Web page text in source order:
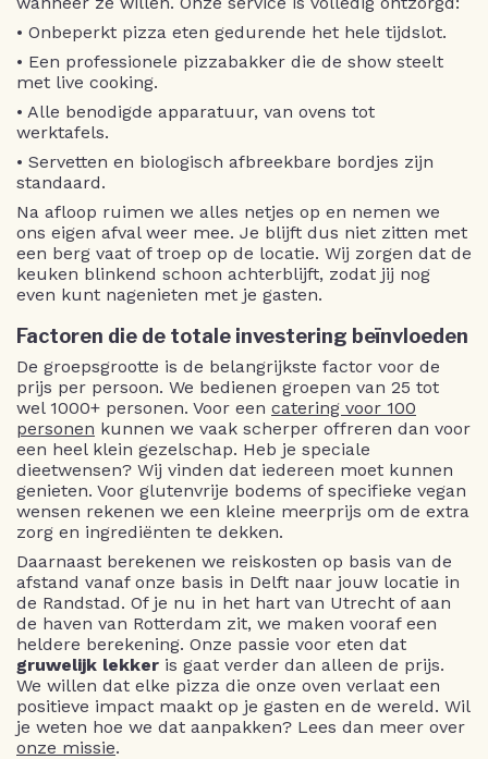
• Onbeperkt pizza eten gedurende het hele tijdslot.
• Een professionele pizzabakker die de show steelt
met live cooking.
• Alle benodigde apparatuur, van ovens tot
werktafels.
• Servetten en biologisch afbreekbare bordjes zijn
standaard.
Na afloop ruimen we alles netjes op en nemen we
ons eigen afval weer mee. Je blijft dus niet zitten met
een berg vaat of troep op de locatie. Wij zorgen dat de
keuken blinkend schoon achterblijft, zodat jij nog
even kunt nagenieten met je gasten.
Factoren die de totale investering beïnvloeden
De groepsgrootte is de belangrijkste factor voor de
prijs per persoon. We bedienen groepen van 25 tot
wel 1000+ personen. Voor een catering voor 100
personen kunnen we vaak scherper offreren dan voor
een heel klein gezelschap. Heb je speciale
dieetwensen? Wij vinden dat iedereen moet kunnen
genieten. Voor glutenvrije bodems of specifieke vegan
wensen rekenen we een kleine meerprijs om de extra
zorg en ingrediënten te dekken.
Daarnaast berekenen we reiskosten op basis van de
afstand vanaf onze basis in Delft naar jouw locatie in
de Randstad. Of je nu in het hart van Utrecht of aan
de haven van Rotterdam zit, we maken vooraf een
heldere berekening. Onze passie voor eten dat
gruwelijk lekker is gaat verder dan alleen de prijs.
We willen dat elke pizza die onze oven verlaat een
positieve impact maakt op je gasten en de wereld. Wil
je weten hoe we dat aanpakken? Lees dan meer over
onze missie.